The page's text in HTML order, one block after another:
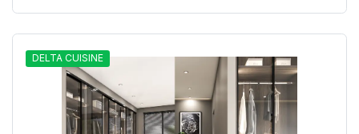
DELTA CUISINE